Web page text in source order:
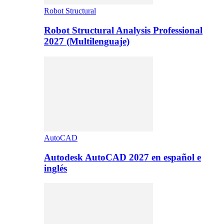
Robot Structural
Robot Structural Analysis Professional
2027 (Multilenguaje)
AutoCAD
Autodesk AutoCAD 2027 en español e
inglés